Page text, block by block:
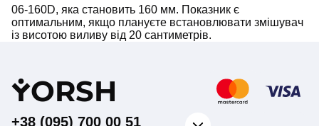
06-160D, яка становить 160 мм. Показник є
оптимальним, якщо плануєте встановлювати змішувач
із висотою виливу від 20 сантиметрів.
YORSH
+38 (095) 700 00 51